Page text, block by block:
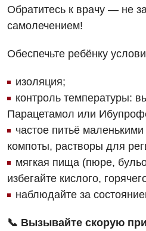
Диетология
Кардиология
Кардиохирургия
Маммология
Медицинская психология
Неврология
Нейрохирургия
Онкологическое отделение
Ортопедия и травматология
Обратитесь к врачу — не
самолечением!
Обеспечьте ребёнку
изоляция;
контроль температуры:
Парацетамол или
частое питьё
компоты, растворы для
мягкая пища (пюре,
избегайте кислого,
наблюдайте за
📞 Вызывайте скорую